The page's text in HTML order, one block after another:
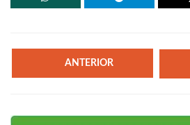
ANTERIOR